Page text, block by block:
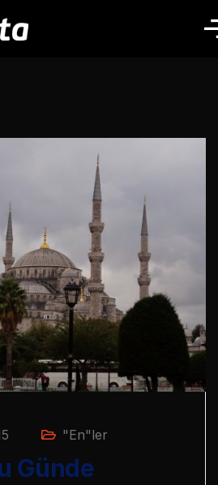
"En"ler
Günde